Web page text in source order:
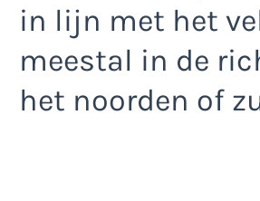
in lijn met het
meestal in de
het noorden of